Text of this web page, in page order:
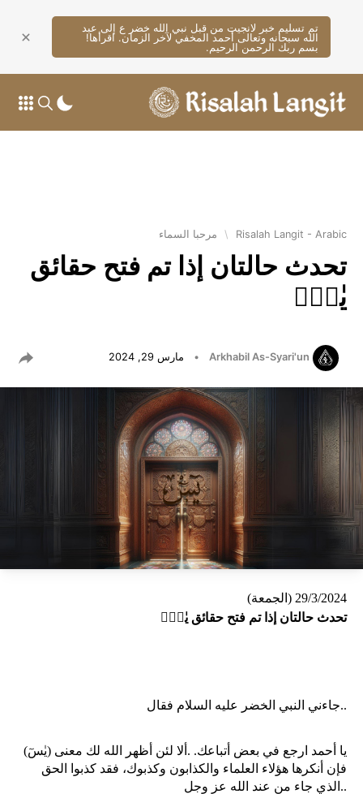
تم تسليم خبر لانجيت من قبل نبي الله خضر ع إلى عبد
الله سبحانه وتعالى أحمد المخفي لآخر الزمان. اقرأها!
بسم ربك الرحمن الرحيم.
Risalah Langit - Arabic
\ مرحبا السماء
تحدث حالتان إذا تم فتح حقائق
يٰسۤۚ
Arkhabil As-Syari'un
• مارس 29, 2024
29/3/2024 (الجمعة)
تحدث حالتان إذا تم فتح حقائق يٰسۤۚ
جاءني النبي الخضر عليه السلام فقال..
يا أحمد ارجع في بعض أتباعك. .ألا لئن أظهر الله لك معنى (يٰسٓ)
فإن أنكرها هؤلاء العلماء والكذابون وكذبوك، فقد كذبوا الحق
الذي جاء من عند الله عز وجل..